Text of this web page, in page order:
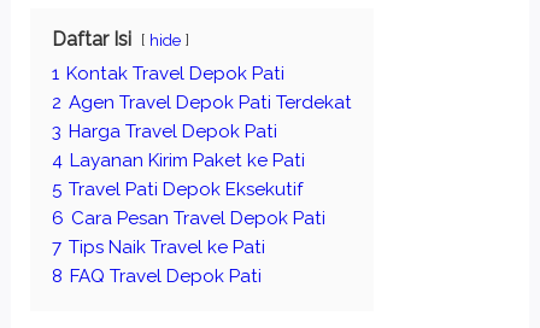
Daftar Isi hide
1 Kontak Travel Depok Pati
2 Agen Travel Depok Pati Terdekat
3 Harga Travel Depok Pati
4 Layanan Kirim Paket ke Pati
5 Travel Pati Depok Eksekutif
6 Cara Pesan Travel Depok Pati
7 Tips Naik Travel ke Pati
8 FAQ Travel Depok Pati